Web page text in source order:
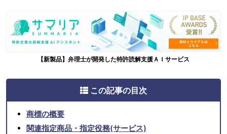
【新製品】弁理士が開発した特許読解支援ＡＩサービス
この記事の目次
商標の概要
関連指定商品・指定役務(サービス)